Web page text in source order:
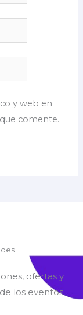
y web en
comente.
ofertas y
los eventos.